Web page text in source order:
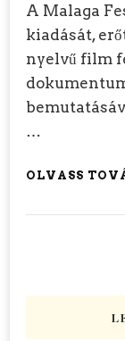
A Malaga
kiadását,
nyelvű film
…
OLVASS